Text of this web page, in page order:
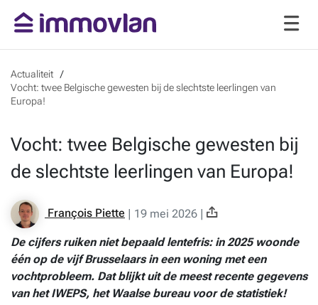
Actualiteit
Vocht: twee Belgische gewesten bij de slechtste leerlingen van
Europa!
Vocht: twee Belgische gewesten bij
de slechtste leerlingen van Europa!
François Piette | 19 mei 2026 |
De cijfers ruiken niet bepaald lentefris: in 2025 woonde
één op de vijf Brusselaars in een woning met een
vochtprobleem. Dat blijkt uit de meest recente gegevens
van het IWEPS, het Waalse bureau voor de statistiek!